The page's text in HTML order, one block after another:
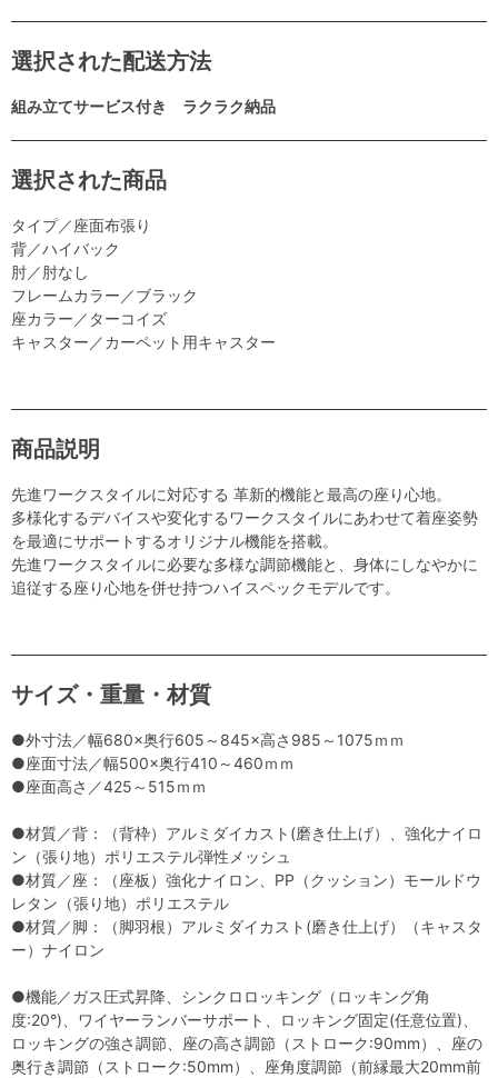
選択された配送方法
組み立てサービス付き ラクラク納品
選択された商品
タイプ／座面布張り
背／ハイバック
肘／肘なし
フレームカラー／ブラック
座カラー／ターコイズ
キャスター／カーペット用キャスター
商品説明
先進ワークスタイルに対応する 革新的機能と最高の座り心地。
多様化するデバイスや変化するワークスタイルにあわせて着座姿勢
を最適にサポートするオリジナル機能を搭載。
先進ワークスタイルに必要な多様な調節機能と、身体にしなやかに
追従する座り心地を併せ持つハイスペックモデルです。
サイズ・重量・材質
●外寸法／幅680×奥行605～845×高さ985～1075ｍｍ
●座面寸法／幅500×奥行410～460ｍｍ
●座面高さ／425～515ｍｍ
●材質／背：（背枠）アルミダイカスト(磨き仕上げ）、強化ナイロ
ン（張り地）ポリエステル弾性メッシュ
●材質／座：（座板）強化ナイロン、PP（クッション）モールドウ
レタン（張り地）ポリエステル
●材質／脚：（脚羽根）アルミダイカスト(磨き仕上げ）（キャスタ
ー）ナイロン
●機能／ガス圧式昇降、シンクロロッキング（ロッキング角
度:20°)、ワイヤーランバーサポート、ロッキング固定(任意位置)、
ロッキングの強さ調節、座の高さ調節（ストローク:90mm）、座の
奥行き調節（ストローク:50mm）、座角度調節（前縁最大20mm前